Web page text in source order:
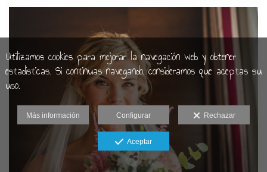
Utilizamos cookies para mejorar la navegación web y obtener
estadísticas. Si continuas navegando, consideramos que aceptas su
uso.
Más información Configurar Rechazar
Aceptar